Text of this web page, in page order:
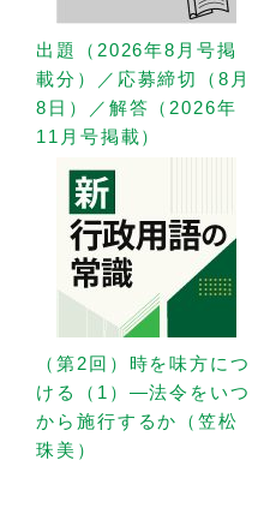
出題（2026年8月号掲
載分）／応募締切（8月
8日）／解答（2026年
11月号掲載）
（第2回）時を味方につ
ける（1）—法令をいつ
から施行するか（笠松
珠美）